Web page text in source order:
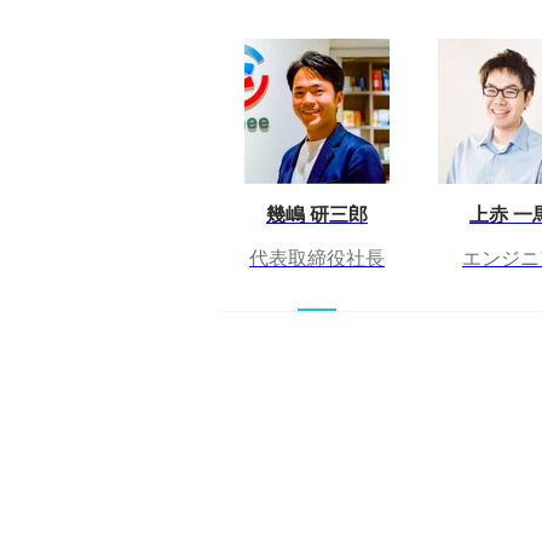
幾嶋 研三郎
代表取締役社長
上赤 一
エンジ